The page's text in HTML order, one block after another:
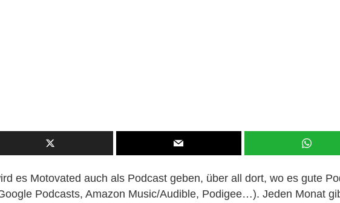
es Motovated auch als Podcast geben, über all dort, wo es gute
Podcasts, Amazon Music/Audible, Podigee…). Jeden Monat